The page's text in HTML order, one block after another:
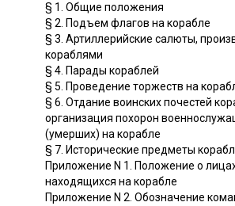
§ 1. Общие положения
§ 2. Подъем флагов на корабле
§ 3. Артиллерийские салюты,
кораблями
§ 4. Парады кораблей
§ 5. Проведение торжеств на
§ 6. Отдание воинских почестей
организация похорон
(умерших) на корабле
§ 7. Исторические предметы
Приложение N 1. Положение о
находящихся на корабле
Приложение N 2. Обозначение